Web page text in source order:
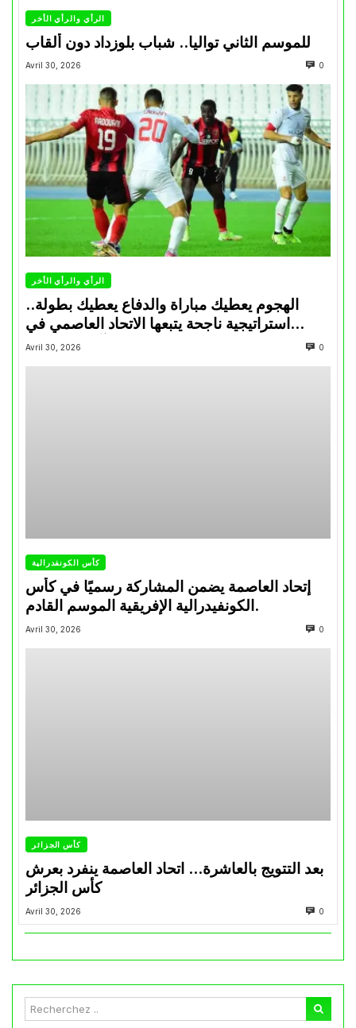
الرأي والرأي الأخر
للموسم الثاني تواليا.. شباب بلوزداد دون ألقاب
Avril 30, 2026 0
الرأي والرأي الأخر
الهجوم يعطيك مباراة والدفاع يعطيك بطولة..
استراتيجية ناجحة يتبعها الاتحاد العاصمي في
تتويجاته آخر السنوات
Avril 30, 2026 0
كأس الكونفدرالية
إتحاد العاصمة يضمن المشاركة رسميًا في كأس
الكونفيدرالية الإفريقية الموسم القادم.
Avril 30, 2026 0
كأس الجزائر
بعد التتويج بالعاشرة… اتحاد العاصمة ينفرد بعرش
كأس الجزائر
Avril 30, 2026 0